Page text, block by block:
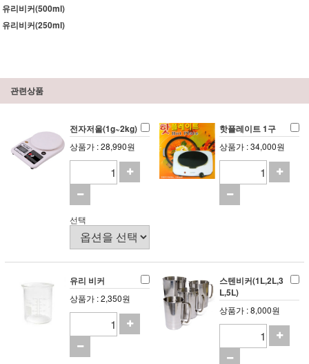
유리비커(500ml)
유리비커(250ml)
관련상품
전자저울(1g~2kg)
상품가 : 28,990원
선택
핫플레이트 1구
상품가 : 34,000원
유리 비커
상품가 : 2,350원
스텐비커(1L,2L,3
L,5L)
상품가 : 8,000원